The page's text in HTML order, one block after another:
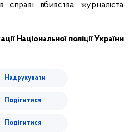
справі вбивства журналіста
Національної поліції України
Надрукувати
Поділитися
Поділитися